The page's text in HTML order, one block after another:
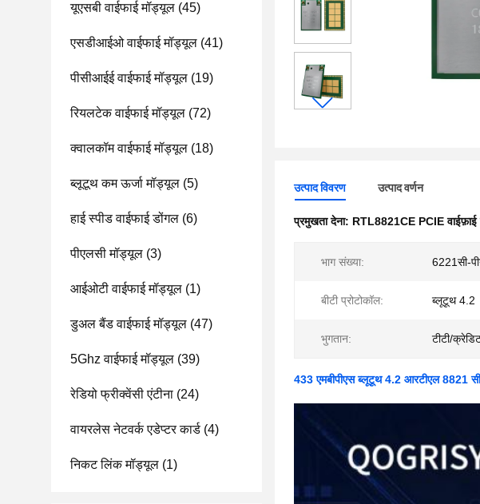
यूएसबी वाईफाई मॉड्यूल (45)
एसडीआईओ वाईफाई मॉड्यूल (41)
पीसीआईई वाईफाई मॉड्यूल (19)
रियलटेक वाईफाई मॉड्यूल (72)
क्वालकॉम वाईफाई मॉड्यूल (18)
ब्लूटूथ कम ऊर्जा मॉड्यूल (5)
हाई स्पीड वाईफाई डोंगल (6)
पीएलसी मॉड्यूल (3)
आईओटी वाईफाई मॉड्यूल (1)
डुअल बैंड वाईफाई मॉड्यूल (47)
5Ghz वाईफाई मॉड्यूल (39)
रेडियो फ्रीक्वेंसी एंटीना (24)
वायरलेस नेटवर्क एडेप्टर कार्ड (4)
निकट लिंक मॉड्यूल (1)
उत्पाद विवरण उत्पाद वर्णन
प्रमुखता देना: RTL8821CE PCIE वाईफ़ाई
भाग संख्या: 6221सी-
बीटी प्रोटोकॉल: ब्लूटूथ 4.2
भुगतान: टीटी/
433 एमबीपीएस ब्लूटूथ 4.2 आरटीएल 8821